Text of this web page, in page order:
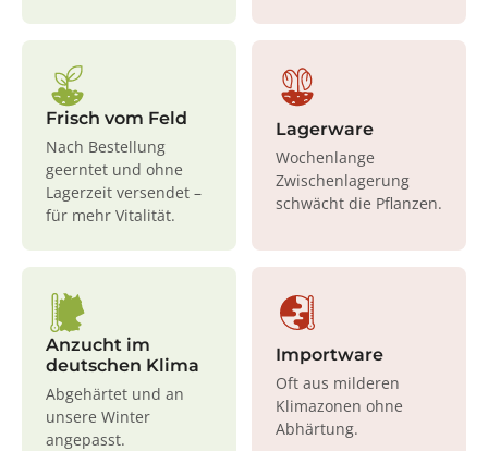
Frisch vom Feld
Nach Bestellung
geerntet und ohne
Lagerzeit versendet –
für mehr Vitalität.
Lagerware
Wochenlange
Zwischenlagerung
schwächt die Pflanzen.
Anzucht im
deutschen Klima
Abgehärtet und an
unsere Winter
angepasst.
Importware
Oft aus milderen
Klimazonen ohne
Abhärtung.